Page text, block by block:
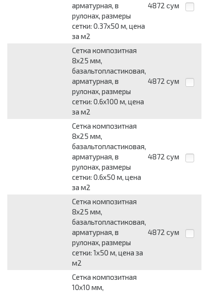
арматурная, в
рулонах, размеры
сетки: 0.37x50 м, цена
за м2
4872 сум
Сетка композитная
8x25 мм,
базальтопластиковая,
арматурная, в
рулонах, размеры
сетки: 0.6x100 м, цена
за м2
4872 сум
Сетка композитная
8x25 мм,
базальтопластиковая,
арматурная, в
рулонах, размеры
сетки: 0.6x50 м, цена
за м2
4872 сум
Сетка композитная
8x25 мм,
базальтопластиковая,
арматурная, в
рулонах, размеры
сетки: 1x50 м, цена за
м2
4872 сум
Сетка композитная
10x10 мм,